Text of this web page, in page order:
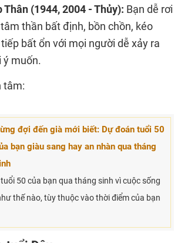
(1944, 2004 - Thủy): Bạn dễ rơi
thần bất định, bồn chồn, kéo
bất ổn với mọi người dễ xảy ra
ý muốn.
tâm:
đợi đến già mới biết: Dự đoán tuổi 50
bạn giàu sang hay an nhàn qua tháng
50 của bạn qua tháng sinh vì cuộc sống
thế nào, tùy thuộc vào thời điểm của bạn